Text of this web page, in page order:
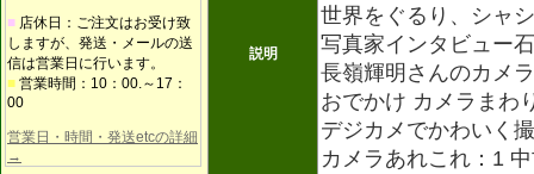
■ 店休日：ご注文はお受け致
しますが、発送・メールの送
信は営業日に行います。
■ 営業時間：10：00.～17：
00
営業日・時間・発送etcの詳細
→
説明
世界をぐるり、シャ
写真家インタビュー
長嶺輝明さんのカメ
おでかけ カメラまわ
デジカメでかわいく
カメラあれこれ：1